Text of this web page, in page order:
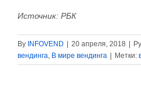
Источник: РБК
By INFOVEND | 20 апреля, 2018 |
вендинга В мире вендинга | Метки: